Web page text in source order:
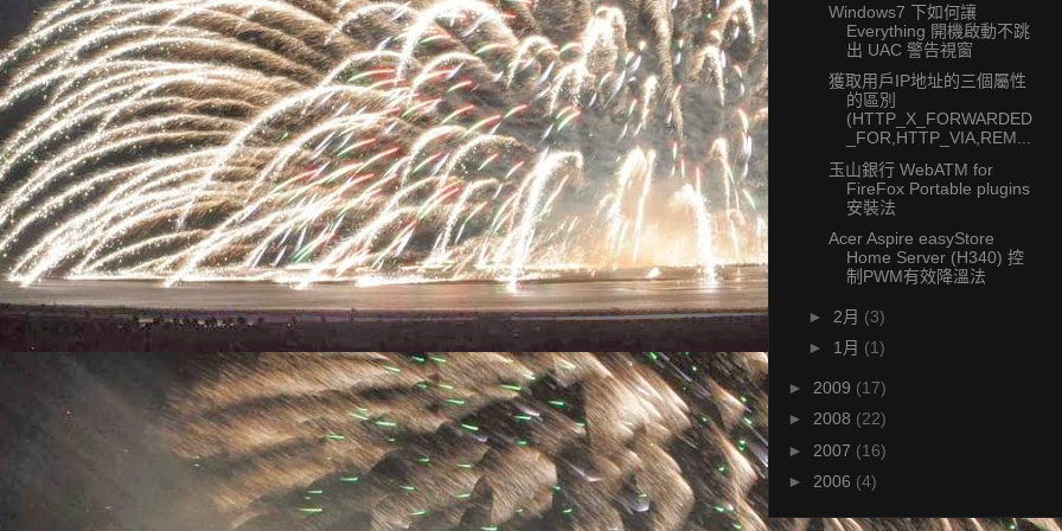
Windows7 下如何讓
Everything 開機啟動不跳
出 UAC 警告視窗
獲取用戶IP地址的三個屬性
的區別
(HTTP_X_FORWARDED
_FOR,HTTP_VIA,REM...
玉山銀行 WebATM for
FireFox Portable plugins
安裝法
Acer Aspire easyStore
Home Server (H340) 控
制PWM有效降溫法
► 2月 (3)
► 1月 (1)
► 2009 (17)
► 2008 (22)
► 2007 (16)
► 2006 (4)